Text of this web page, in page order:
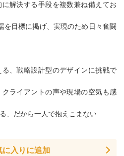
解決する手段を複数兼ね備えてお
を目標に掲げ、実現のため日々奮闘
る、戦略設計型のデザインに挑戦で
クライアントの声や現場の空気も感
、だから一人で抱えこまない
に入りに追加